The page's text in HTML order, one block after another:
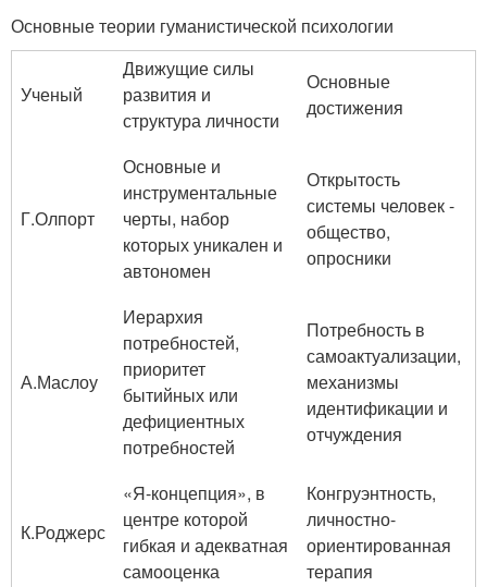
Основные теории гуманистической психологии
Ученый
Движущие силы
развития и
структура личности
Основные
достижения
Г.Олпорт
Основные и
инструментальные
черты, набор
которых уникален и
автономен
Открытость
системы человек -
общество,
опросники
А.Маслоу
Иерархия
потребностей,
приоритет
бытийных или
дефициентных
потребностей
Потребность в
самоактуализации,
механизмы
идентификации и
отчуждения
К.Роджерс
«Я-концепция», в
центре которой
гибкая и адекватная
самооценка
Конгруэнтность,
личностно-
ориентированная
терапия